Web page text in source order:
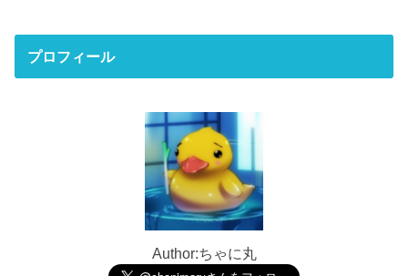
プロフィール
Author:ちゃに丸